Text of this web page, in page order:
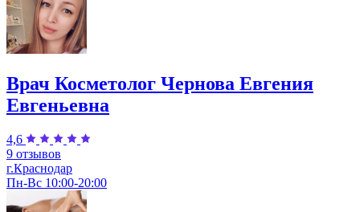
Врач Косметолог Чернова Евгения
Евгеньевна
4,6
9 отзывов
г.Краснодар
Пн-Вс 10:00-20:00